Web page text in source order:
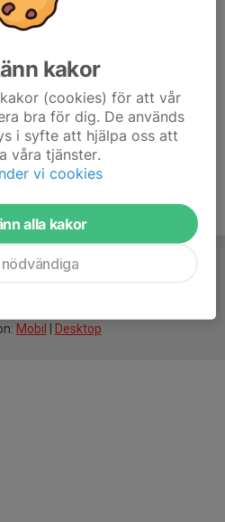
Mobil Desktop
kakor
(cookies) för att vår
bra för dig. De används
i syfte att hjälpa oss att
våra tjänster.
vi cookies
alla kakor